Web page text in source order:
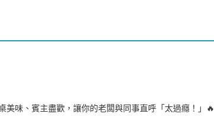
味、賓主盡歡，讓你的老闆與同事直呼「太過癮！」🔥